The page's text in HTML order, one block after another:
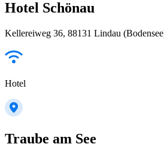
Hotel Schönau
Kellereiweg 36, 88131 Lindau
Hotel
Traube am See